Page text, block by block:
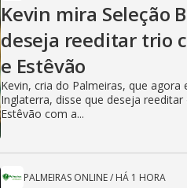
Kevin mira Seleção
deseja reeditar trio
e Estêvão
Kevin, cria do Palmeiras, que agora
Inglaterra, disse que deseja
Estêvão com a...
PALMEIRAS ONLINE/ HÁ 1 HORA